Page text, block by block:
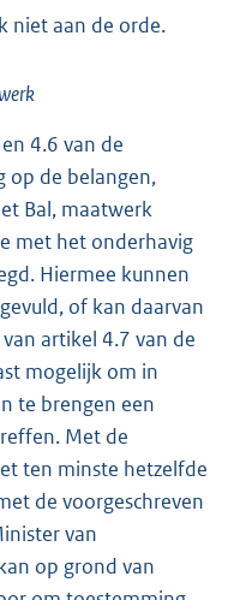
niet aan de orde.
4.6 van de
op de belangen,
Bal, maatwerk
met het onderhavig
Hiermee kunnen
of kan daarvan
artikel 4.7 van de
mogelijk om in
te brengen een
Met de
ten minste hetzelfde
de voorgeschreven
van
op grond van